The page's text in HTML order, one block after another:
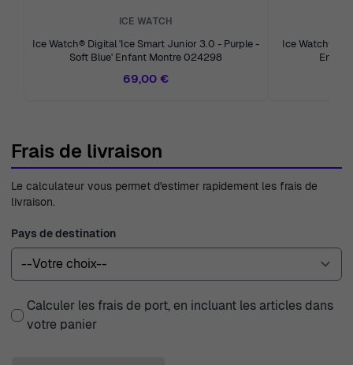
ICE WATCH
Ice Watch® Digital 'Ice Smart Junior 3.0 - Purple -
Soft Blue' Enfant Montre 024298
69,00 €
Ice Watch®
Frais de livraison
Le calculateur vous permet d'estimer rapidement les frais de
livraison.
Pays de destination
Calculer les frais de port, en incluant les articles dans
votre panier